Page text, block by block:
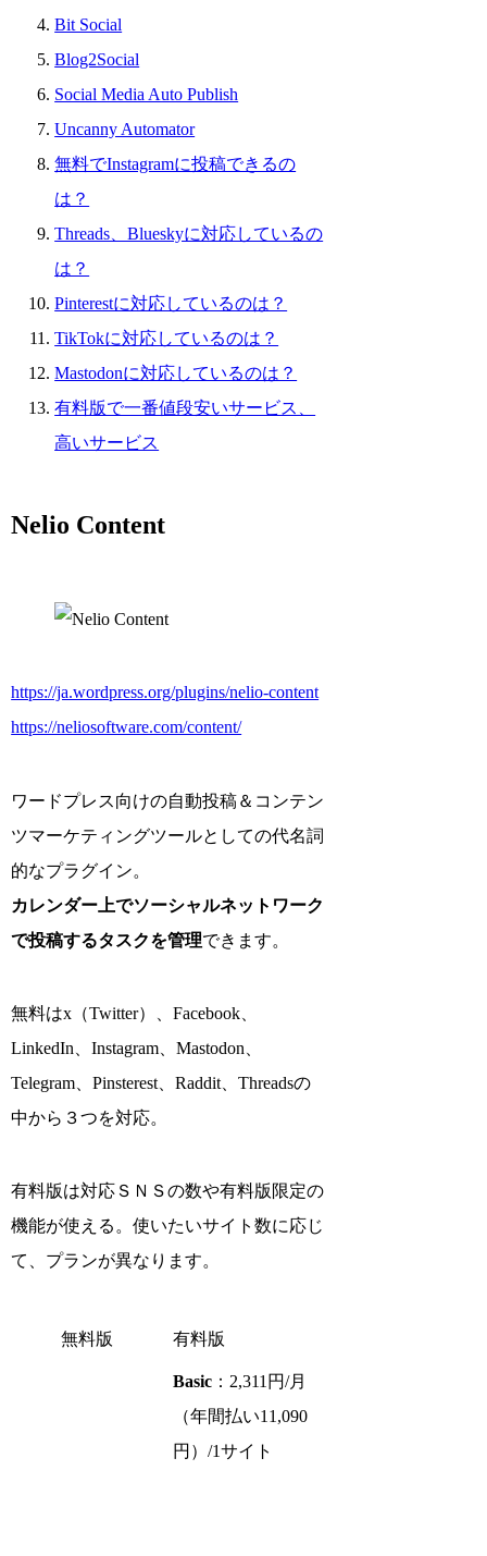
Bit Social
Blog2Social
Social Media Auto Publish
Uncanny Automator
無料でInstagramに投稿できるの
は？
Threads、Blueskyに対応しているの
は？
Pinterestに対応しているのは？
TikTokに対応しているのは？
Mastodonに対応しているのは？
有料版で一番値段安いサービス、
高いサービス
Nelio Content
https://ja.wordpress.org/plugins/nelio-content
https://neliosoftware.com/content/
ワードプレス向けの自動投稿＆コンテン
ツマーケティングツールとしての代名詞
的なプラグイン。
カレンダー上でソーシャルネットワーク
で投稿するタスクを管理できます。
無料はx（Twitter）、Facebook、
LinkedIn、Instagram、Mastodon、
Telegram、Pinsterest、Raddit、Threadsの
中から３つを対応。
有料版は対応ＳＮＳの数や有料版限定の
機能が使える。使いたいサイト数に応じ
て、プランが異なります。
無料版 有料版
Basic ：2,311円/月
（年間払い11,090
円）/1サイト